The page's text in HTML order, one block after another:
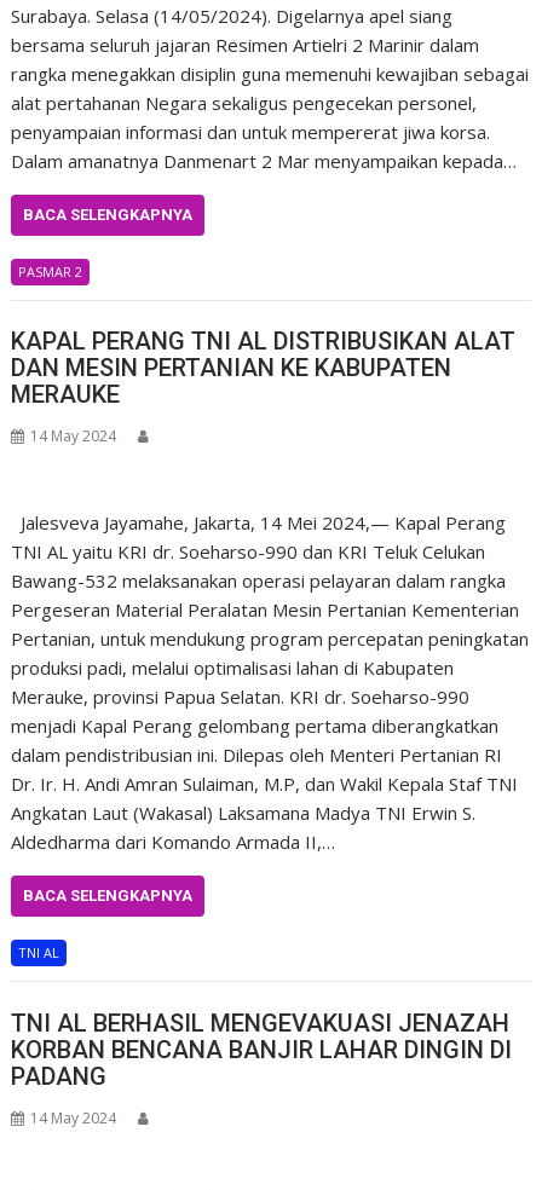
Surabaya. Selasa (14/05/2024). Digelarnya apel siang
bersama seluruh jajaran Resimen Artielri 2 Marinir dalam
rangka menegakkan disiplin guna memenuhi kewajiban sebagai
alat pertahanan Negara sekaligus pengecekan personel,
penyampaian informasi dan untuk mempererat jiwa korsa.
Dalam amanatnya Danmenart 2 Mar menyampaikan kepada…
BACA SELENGKAPNYA
PASMAR 2
KAPAL PERANG TNI AL DISTRIBUSIKAN ALAT
DAN MESIN PERTANIAN KE KABUPATEN
MERAUKE
14 May 2024
Jalesveva Jayamahe, Jakarta, 14 Mei 2024,— Kapal Perang
TNI AL yaitu KRI dr. Soeharso-990 dan KRI Teluk Celukan
Bawang-532 melaksanakan operasi pelayaran dalam rangka
Pergeseran Material Peralatan Mesin Pertanian Kementerian
Pertanian, untuk mendukung program percepatan peningkatan
produksi padi, melalui optimalisasi lahan di Kabupaten
Merauke, provinsi Papua Selatan. KRI dr. Soeharso-990
menjadi Kapal Perang gelombang pertama diberangkatkan
dalam pendistribusian ini. Dilepas oleh Menteri Pertanian RI
Dr. Ir. H. Andi Amran Sulaiman, M.P, dan Wakil Kepala Staf TNI
Angkatan Laut (Wakasal) Laksamana Madya TNI Erwin S.
Aldedharma dari Komando Armada II,…
BACA SELENGKAPNYA
TNI AL
TNI AL BERHASIL MENGEVAKUASI JENAZAH
KORBAN BENCANA BANJIR LAHAR DINGIN DI
PADANG
14 May 2024